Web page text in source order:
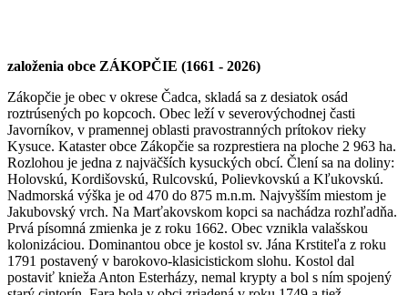
založenia obce ZÁKOPČIE (1661 - 2026)
Zákopčie je obec v okrese Čadca, skladá sa z desiatok osád
roztrúsených po kopcoch. Obec leží v severovýchodnej časti
Javorníkov, v pramennej oblasti pravostranných prítokov rieky
Kysuce. Kataster obce Zákopčie sa rozprestiera na ploche 2 963 ha.
Rozlohou je jedna z najväčších kysuckých obcí. Člení sa na doliny:
Holovskú, Kordišovskú, Rulcovskú, Polievkovskú a Kľukovskú.
Nadmorská výška je od 470 do 875 m.n.m. Najvyšším miestom je
Jakubovský vrch. Na Marťakovskom kopci sa nachádza rozhľadňa.
Prvá písomná zmienka je z roku 1662. Obec vznikla valašskou
kolonizáciou. Dominantou obce je kostol sv. Jána Krstiteľa z roku
1791 postavený v barokovo-klasicistickom slohu. Kostol dal
postaviť knieža Anton Esterházy, nemal krypty a bol s ním spojený